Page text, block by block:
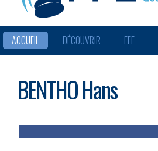
ACCUEIL DÉCOUVRIR FFE
BENTHO Hans